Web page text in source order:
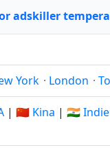
adskiller
York · London ·
| 🇨🇳 Kina | 🇮🇳